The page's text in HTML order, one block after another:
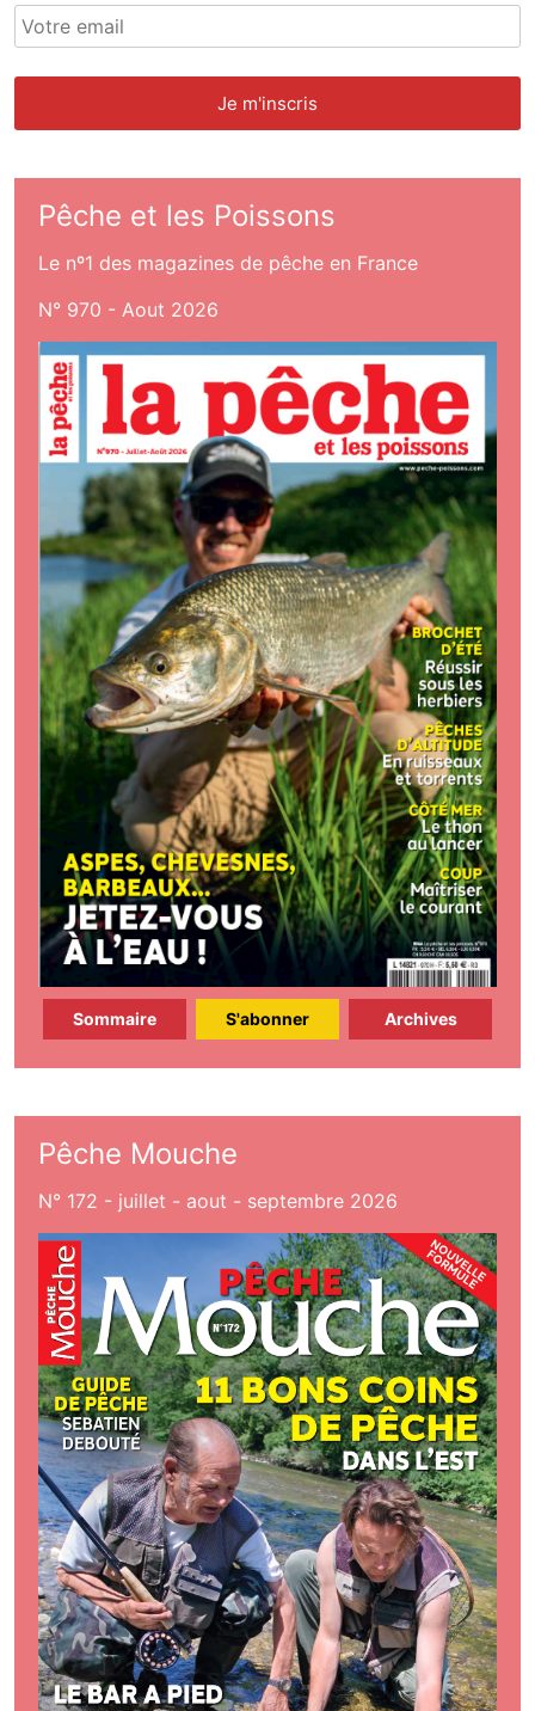
Pêche et les Poissons
Le nº1 des magazines de pêche en France
N° 970 - Aout 2026
Sommaire S'abonner Archives
Pêche Mouche
N° 172 - juillet - aout - septembre 2026